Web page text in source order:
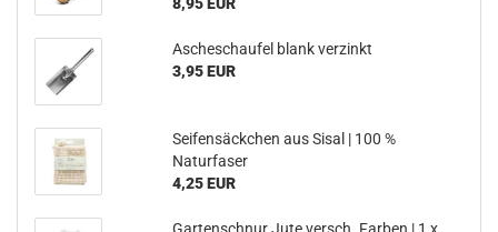
Ascheschaufel blank verzinkt
3,95 EUR
Seifensäckchen aus Sisal | 100 %
Naturfaser
4,25 EUR